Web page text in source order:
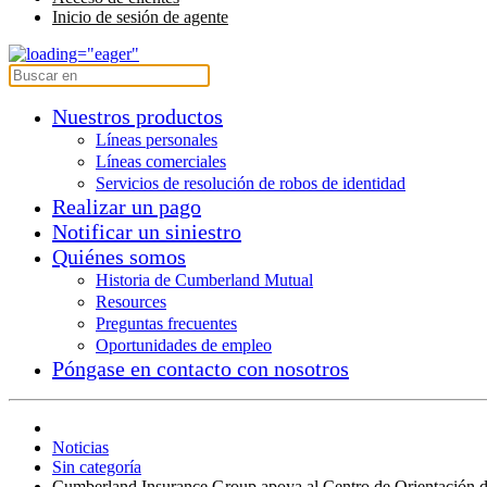
Inicio de sesión de agente
Nuestros productos
Líneas personales
Líneas comerciales
Servicios de resolución de robos de identidad
Realizar un pago
Notificar un siniestro
Quiénes somos
Historia de Cumberland Mutual
Resources
Preguntas frecuentes
Oportunidades de empleo
Póngase en contacto con nosotros
Noticias
Sin categoría